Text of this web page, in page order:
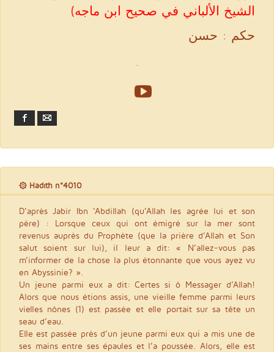
الشيخ الألباني في صحيح ابن ماجه)
حكم : حسن
Facebook
۞ Hadith n°4010
D’après Jabir Ibn ‘Abdillah (qu’Allah les agrée lui et son
père) : Lorsque ceux qui ont émigré sur la mer sont
revenus auprès du Prophète (que la prière d’Allah et Son
salut soient sur lui), il leur a dit: « N’allez-vous pas
m’informer de la chose la plus étonnante que vous ayez vu
en Abyssinie? ».
Un jeune parmi eux a dit: Certes si ô Messager d’Allah!
Alors que nous étions assis, une vieille femme parmi leurs
vielles nônes (1) est passée et elle portait sur sa tête un
seau d’eau.
Elle est passée près d’un jeune parmi eux qui a mis une de
ses mains entre ses épaules et l’a poussée. Alors, elle est